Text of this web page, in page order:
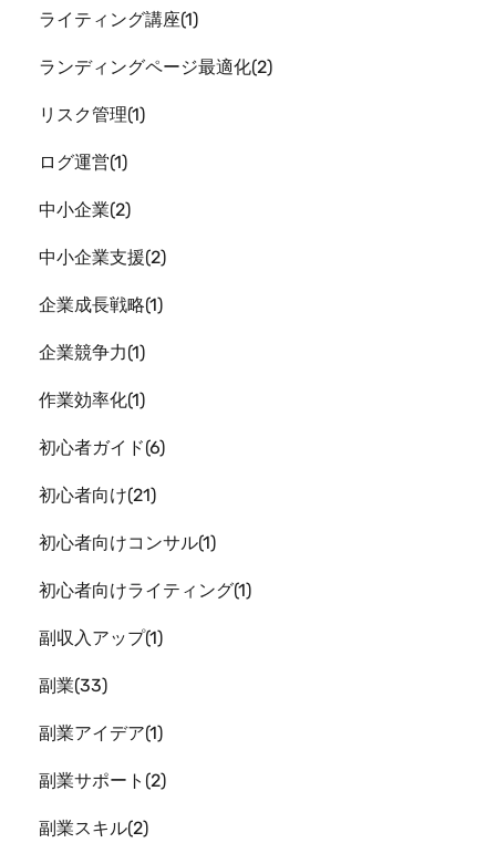
ライティング講座 1
ランディングページ最適化 2
リスク管理 1
ログ運営 1
中小企業 2
中小企業支援 2
企業成長戦略 1
企業競争力 1
作業効率化 1
初心者ガイド 6
初心者向け 21
初心者向けコンサル 1
初心者向けライティング 1
副収入アップ 1
副業 33
副業アイデア 1
副業サポート 2
副業スキル 2